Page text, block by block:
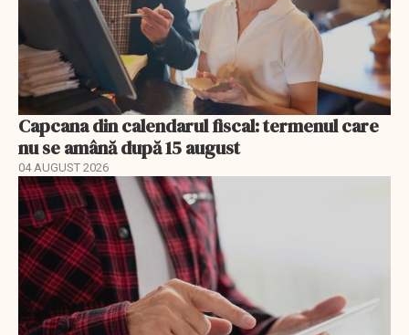
Capcana din calendarul fiscal: termenul care
nu se amână după 15 august
04 AUGUST 2026